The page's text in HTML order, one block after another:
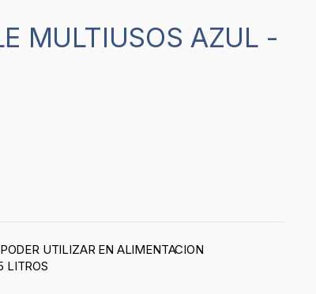
UTILIZAR EN ALIMENTACION
LITROS